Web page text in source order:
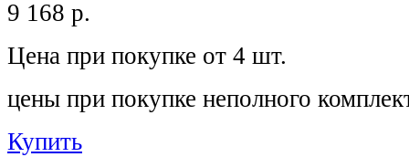
9 168 р.
Цена при покупке от 4 шт.
цены при покупке неполного
Купить